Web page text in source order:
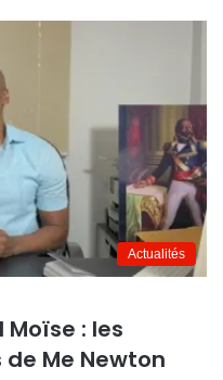
Actualités
: les
Me Newton